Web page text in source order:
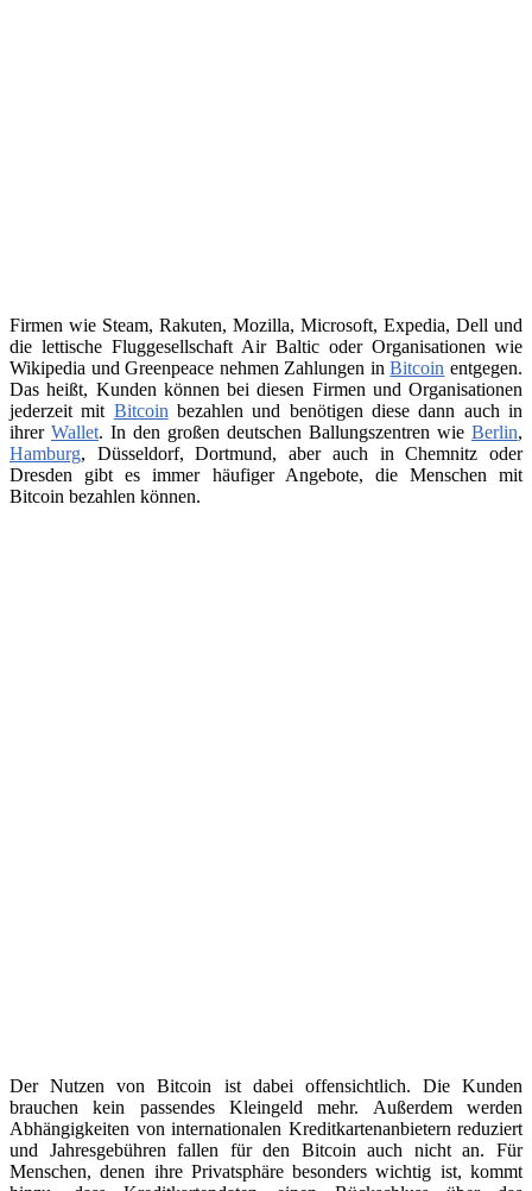
Firmen wie Steam, Rakuten, Mozilla, Microsoft, Expedia, Dell und
die lettische Fluggesellschaft Air Baltic oder Organisationen wie
Wikipedia und Greenpeace nehmen Zahlungen inBitcoin entgegen.
Das heißt, Kunden können bei diesen Firmen und Organisationen
jederzeit mit Bitcoin bezahlen und benötigen diese dann auch in
ihrer Wallet. In den großen deutschen Ballungszentren wie Berlin,
Hamburg, Düsseldorf, Dortmund, aber auch in Chemnitz oder
Dresden gibt es immer häufiger Angebote, die Menschen mit
Bitcoin bezahlen können.
Der Nutzen von Bitcoin ist dabei offensichtlich. Die Kunden
brauchen kein passendes Kleingeld mehr. Außerdem werden
Abhängigkeiten von internationalen Kreditkartenanbietern reduziert
und Jahresgebühren fallen für den Bitcoin auch nicht an. Für
Menschen, denen ihre Privatsphäre besonders wichtig ist, kommt